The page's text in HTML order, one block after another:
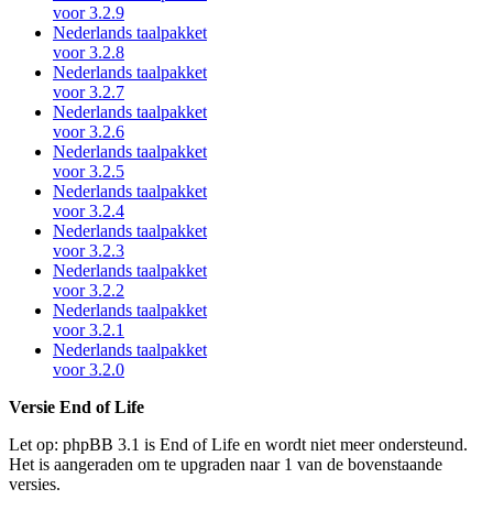
voor 3.2.9
Nederlands taalpakket
voor 3.2.8
Nederlands taalpakket
voor 3.2.7
Nederlands taalpakket
voor 3.2.6
Nederlands taalpakket
voor 3.2.5
Nederlands taalpakket
voor 3.2.4
Nederlands taalpakket
voor 3.2.3
Nederlands taalpakket
voor 3.2.2
Nederlands taalpakket
voor 3.2.1
Nederlands taalpakket
voor 3.2.0
Versie End of Life
Let op: phpBB 3.1 is End of Life en wordt niet meer ondersteund.
Het is aangeraden om te upgraden naar 1 van de bovenstaande
versies.